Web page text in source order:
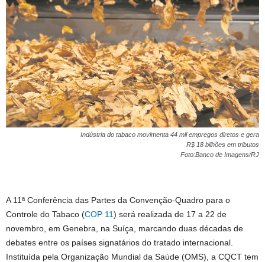
Indústria do tabaco movimenta 44 mil empregos diretos e gera
R$ 18 bilhões em tributos
Foto:Banco de Imagens/RJ
A 11ª Conferência das Partes da Convenção-Quadro para o
Controle do Tabaco (COP 11) será realizada de 17 a 22 de
novembro, em Genebra, na Suíça, marcando duas décadas de
debates entre os países signatários do tratado internacional.
Instituída pela Organização Mundial da Saúde (OMS), a CQCT tem